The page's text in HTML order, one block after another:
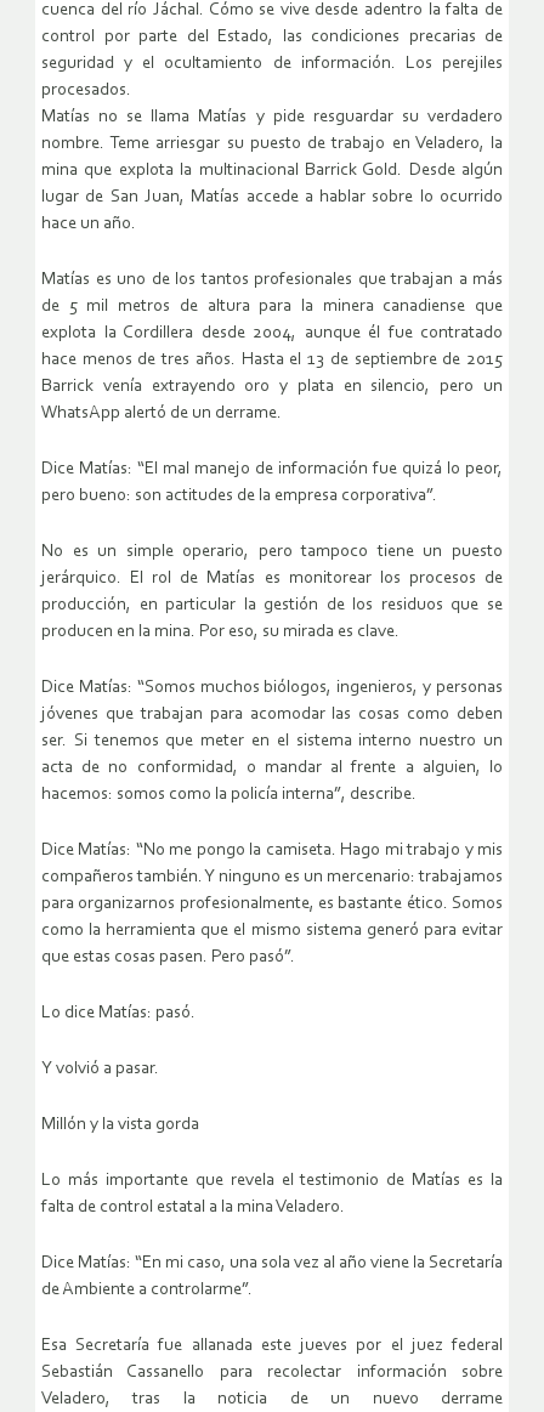
cuenca del río Jáchal. Cómo se vive desde adentro la falta de
control por parte del Estado, las condiciones precarias de
seguridad y el ocultamiento de información. Los perejiles
procesados.
Matías no se llama Matías y pide resguardar su verdadero
nombre. Teme arriesgar su puesto de trabajo en Veladero, la
mina que explota la multinacional Barrick Gold. Desde algún
lugar de San Juan, Matías accede a hablar sobre lo ocurrido
hace un año.
Matías es uno de los tantos profesionales que trabajan a más
de 5 mil metros de altura para la minera canadiense que
explota la Cordillera desde 2004, aunque él fue contratado
hace menos de tres años. Hasta el 13 de septiembre de 2015
Barrick venía extrayendo oro y plata en silencio, pero un
WhatsApp alertó de un derrame.
Dice Matías: “El mal manejo de información fue quizá lo peor,
pero bueno: son actitudes de la empresa corporativa”.
No es un simple operario, pero tampoco tiene un puesto
jerárquico. El rol de Matías es monitorear los procesos de
producción, en particular la gestión de los residuos que se
producen en la mina. Por eso, su mirada es clave.
Dice Matías: “Somos muchos biólogos, ingenieros, y personas
jóvenes que trabajan para acomodar las cosas como deben
ser. Si tenemos que meter en el sistema interno nuestro un
acta de no conformidad, o mandar al frente a alguien, lo
hacemos: somos como la policía interna”, describe.
Dice Matías: “No me pongo la camiseta. Hago mi trabajo y mis
compañeros también. Y ninguno es un mercenario: trabajamos
para organizarnos profesionalmente, es bastante ético. Somos
como la herramienta que el mismo sistema generó para evitar
que estas cosas pasen. Pero pasó”.
Lo dice Matías: pasó.
Y volvió a pasar.
Millón y la vista gorda
Lo más importante que revela el testimonio de Matías es la
falta de control estatal a la mina Veladero.
Dice Matías: “En mi caso, una sola vez al año viene la Secretaría
de Ambiente a controlarme”.
Esa Secretaría fue allanada este jueves por el juez federal
Sebastián Cassanello para recolectar información sobre
Veladero, tras la noticia de un nuevo derrame